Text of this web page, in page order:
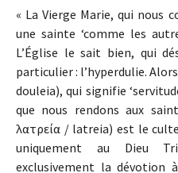
« La Vierge Marie, qui nous
une sainte ‘comme les
L’Église le sait bien, qui
particulier : l’hyperdulie.
douleia), qui signifie
que nous rendons aux
λατρεία / latreia) est le
uniquement au Dieu
exclusivement la dévotion